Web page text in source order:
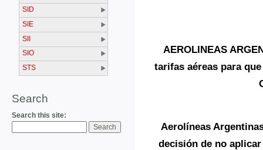
SID
SIE
SII
SIO
STS
Search
Search this site:
AEROLINEAS
tarifas aéreas para
Aerolíneas
decisión de no